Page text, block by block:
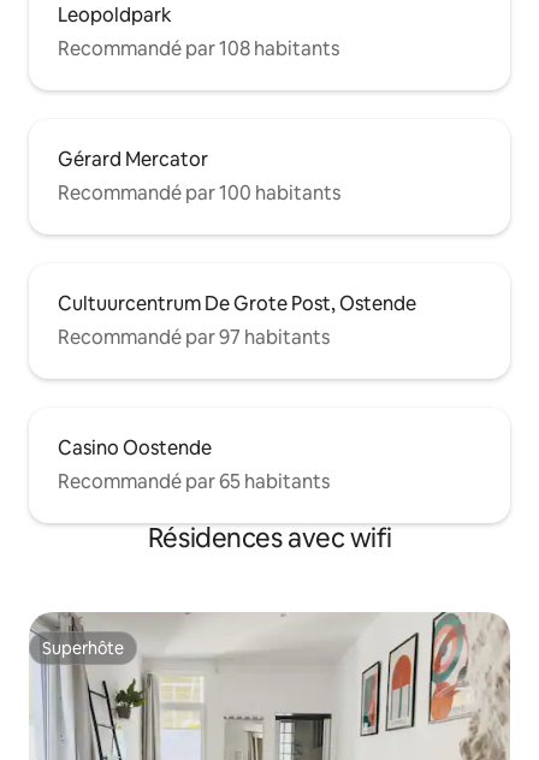
Leopoldpark
Recommandé par 108 habitants
Gérard Mercator
Recommandé par 100 habitants
Cultuurcentrum De Grote Post, Ostende
Recommandé par 97 habitants
Casino Oostende
Recommandé par 65 habitants
Résidences avec wifi
Superhôte
Superhôte